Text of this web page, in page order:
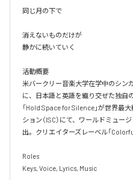
同じ月の下で
消えないものだけが
静かに続いていく
活動概要
米バークリー音楽大学在学中のシン
に、日本語と英語を織り交ぜた独自
「Hold Space for Silence」が世界最
ション（ISC）にて、ワールドミュー
出。クリエイターズレーベル「
Roles
Keys, Voice, Lyrics, Music